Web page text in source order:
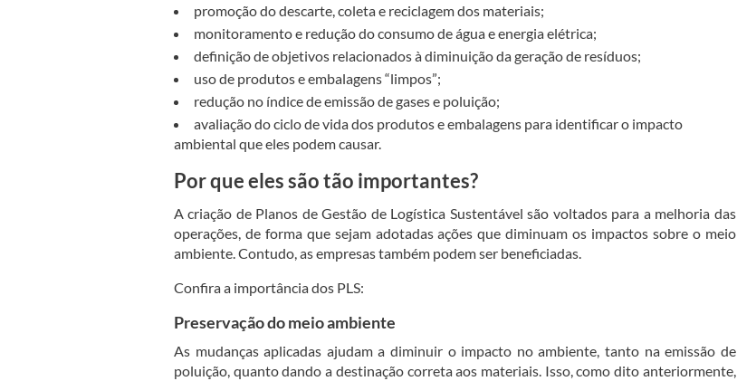
promoção do descarte, coleta e reciclagem dos materiais;
monitoramento e redução do consumo de água e energia elétrica;
definição de objetivos relacionados à diminuição da geração de resíduos;
uso de produtos e embalagens “limpos”;
redução no índice de emissão de gases e poluição;
avaliação do ciclo de vida dos produtos e embalagens para identificar o impacto
ambiental que eles podem causar.
Por que eles são tão importantes?
A criação de Planos de Gestão de Logística Sustentável são voltados para a melhoria das
operações, de forma que sejam adotadas ações que diminuam os impactos sobre o meio
ambiente. Contudo, as empresas também podem ser beneficiadas.
Confira a importância dos PLS:
Preservação do meio ambiente
As mudanças aplicadas ajudam a diminuir o impacto no ambiente, tanto na emissão de
poluição, quanto dando a destinação correta aos materiais. Isso, como dito anteriormente,